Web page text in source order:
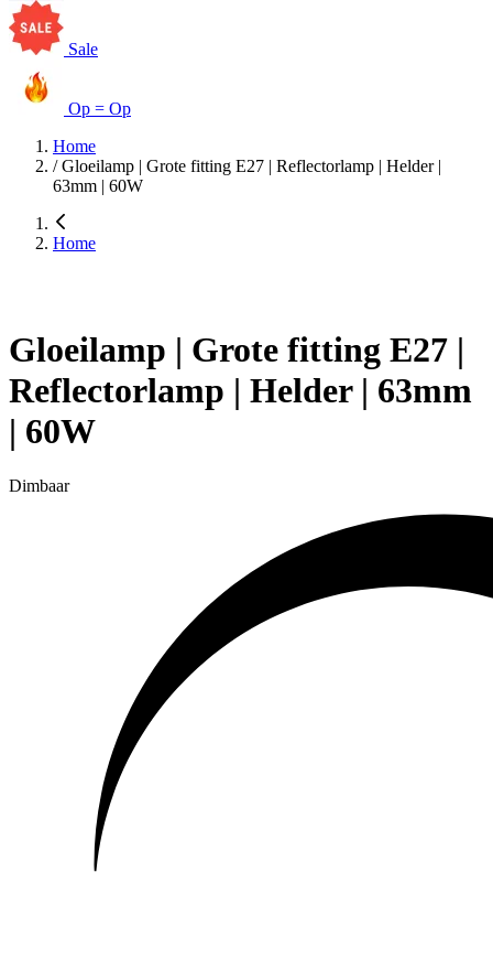
Sale
Op = Op
Home
/ Gloeilamp | Grote fitting E27 | Reflectorlamp | Helder |
63mm | 60W
Home
Gloeilamp | Grote fitting E27 |
Reflectorlamp | Helder | 63mm
| 60W
Dimbaar